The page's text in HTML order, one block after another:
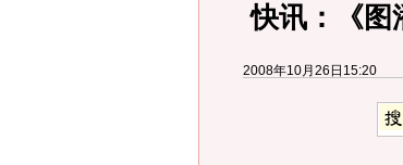
快讯：《图
2008年10月26日15:20